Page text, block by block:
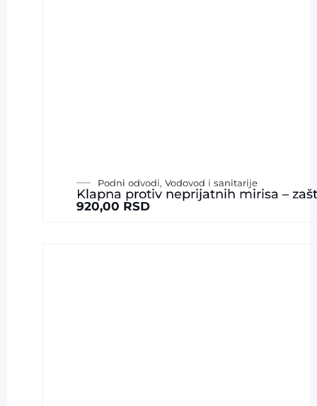
Podni odvodi, Vodovod i sanitarije
Klapna protiv neprijatnih mirisa –
920,00 RSD